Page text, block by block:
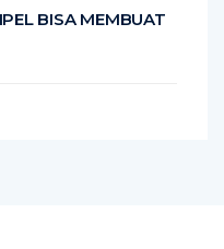
BISA MEMBUAT